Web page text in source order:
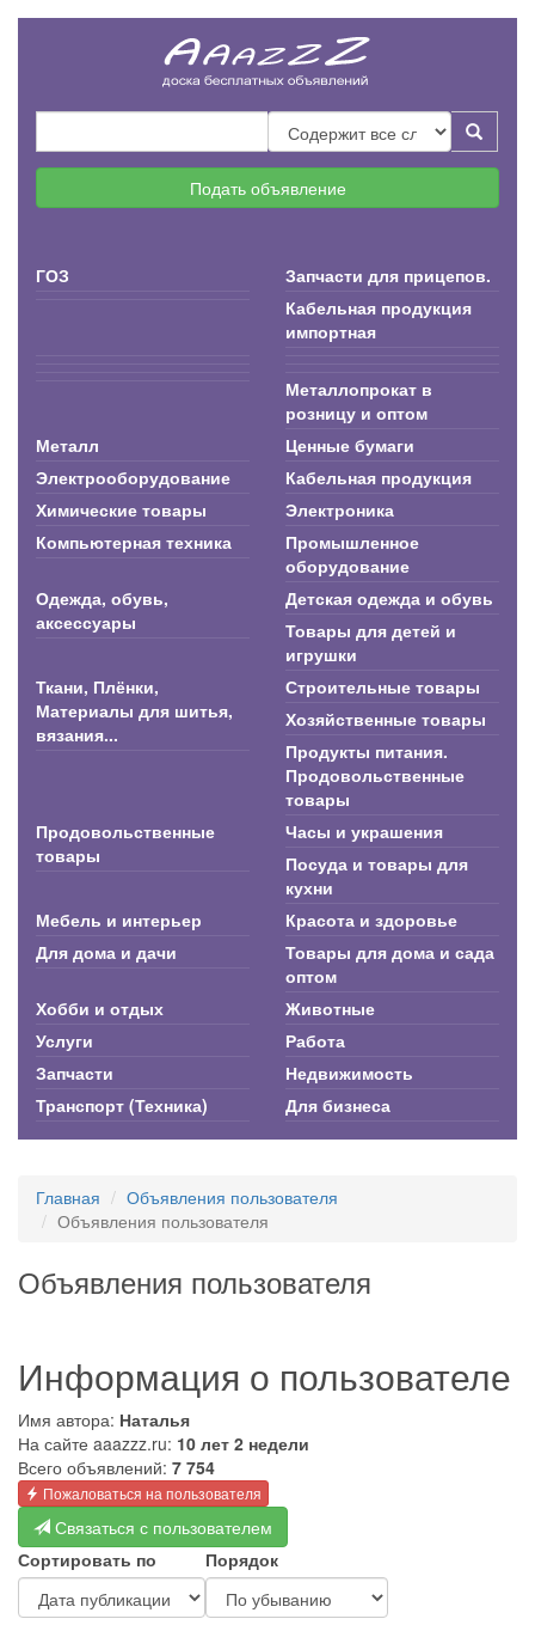
Подать объявление
ГОЗ
Запчасти для прицепов.
Кабельная продукция
импортная
Металлопрокат в
розницу и оптом
Металл
Ценные бумаги
Электрооборудование
Кабельная продукция
Химические товары
Электроника
Компьютерная техника
Промышленное
оборудование
Одежда, обувь,
аксессуары
Детская одежда и обувь
Товары для детей и
игрушки
Ткани, Плёнки,
Материалы для шитья,
вязания...
Строительные товары
Хозяйственные товары
Продукты питания.
Продовольственные
товары
Продовольственные
товары
Часы и украшения
Посуда и товары для
кухни
Мебель и интерьер
Красота и здоровье
Для дома и дачи
Товары для дома и сада
оптом
Хобби и отдых
Животные
Услуги
Работа
Запчасти
Недвижимость
Транспорт (Техника)
Для бизнеса
Главная
Объявления пользователя
Объявления пользователя
Объявления пользователя
Информация о пользователе
Имя автора: Наталья
На сайте aaazzz.ru: 10 лет 2 недели
Всего объявлений: 7 754
Пожаловаться на пользователя
Связаться с пользователем
Сортировать по
Порядок